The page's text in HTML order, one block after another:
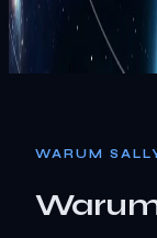
WARUM